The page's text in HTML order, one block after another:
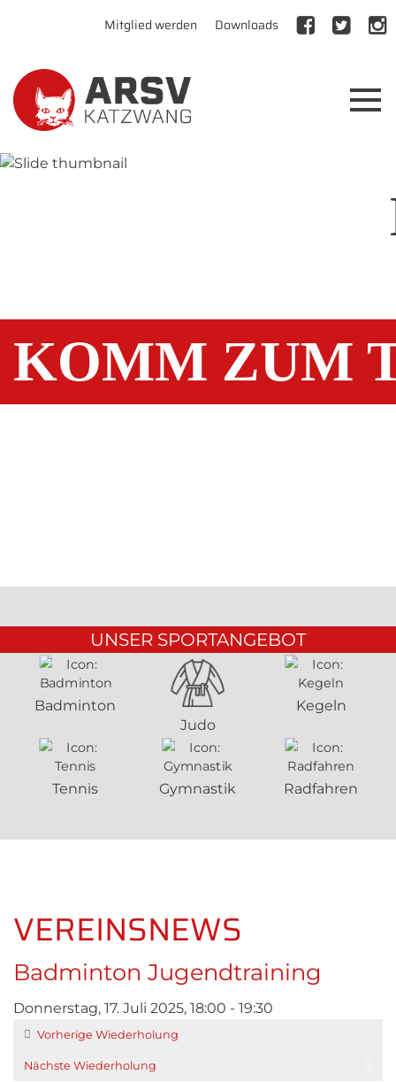
Mitglied werden Downloads
KOMM ZUM
UNSER SPORTANGEBOT
Badminton
Judo
Kegeln
Tennis Gymnastik Radfahren
VEREINSNEWS
Badminton Jugendtraining
Donnerstag, 17. Juli 2025, 18:00 - 19:30
Vorherige Wiederholung
Nächste Wiederholung